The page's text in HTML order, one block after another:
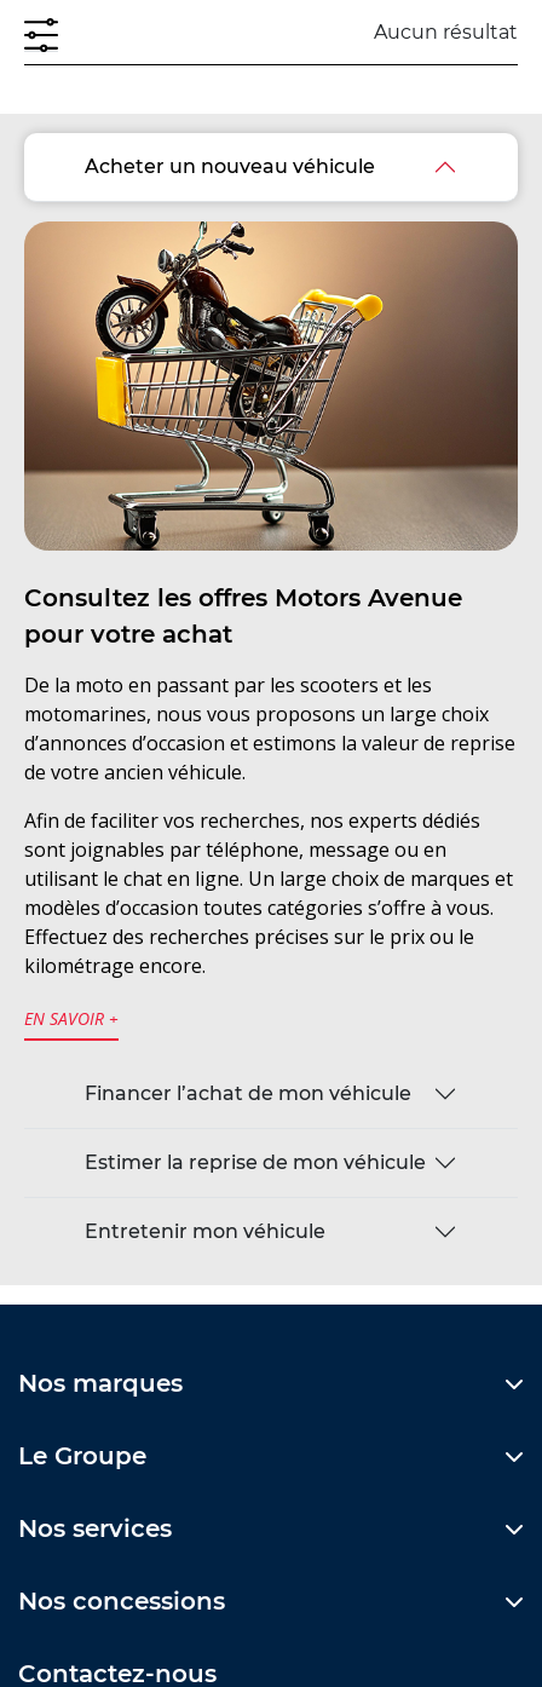
Aucun résultat
Acheter un nouveau véhicule
Consultez les offres Motors Avenue
pour votre achat
De la moto en passant par les scooters et les
motomarines, nous vous proposons un large choix
d’annonces d’occasion et estimons la valeur de reprise
de votre ancien véhicule.
Afin de faciliter vos recherches, nos experts dédiés
sont joignables par téléphone, message ou en
utilisant le chat en ligne. Un large choix de marques et
modèles d’occasion toutes catégories s’offre à vous.
Effectuez des recherches précises sur le prix ou le
kilométrage encore.
EN SAVOIR +
Financer l’achat de mon véhicule
Estimer la reprise de mon véhicule
Entretenir mon véhicule
Nos marques
Le Groupe
Nos services
Nos concessions
Contactez-nous